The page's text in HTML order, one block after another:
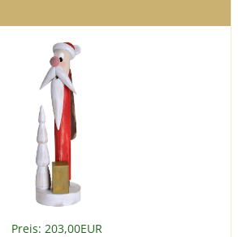
Preis: 203,00EUR